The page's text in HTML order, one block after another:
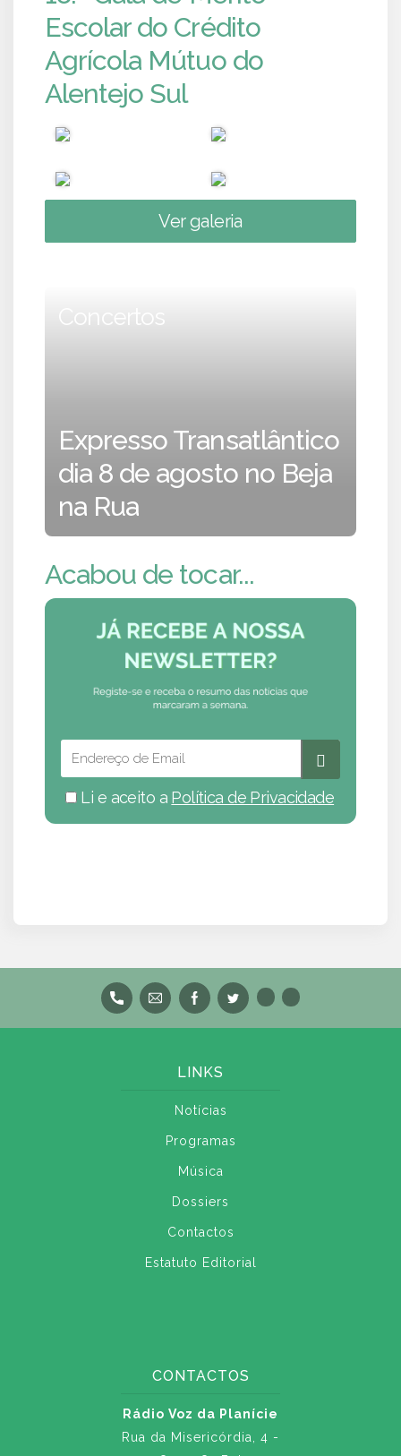
Escolar do Crédito
Agrícola Mútuo do
Alentejo Sul
Ver galeria
Concertos
Expresso Transatlântico
dia 8 de agosto no Beja
na Rua
Acabou de tocar...
Li e aceito a Política de Privacidade
LINKS
Notícias
Programas
Música
Dossiers
Contactos
Estatuto Editorial
CONTACTOS
Rádio Voz da Planície
Rua da Misericórdia, 4 -